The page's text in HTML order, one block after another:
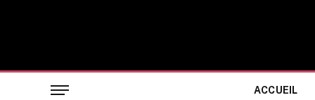
ACCUEIL